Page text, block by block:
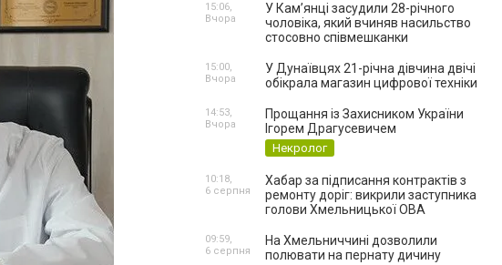
У Камʼянці засудили 28-річного
чоловіка, який вчиняв насильство
стосовно співмешканки
15:06,
Вчора
У Дунаївцях 21-річна дівчина двічі
обікрала магазин цифрової техніки
15:00,
Вчора
Прощання із Захисником України
Ігорем Драгусевичем
Некролог
14:53,
Вчора
Хабар за підписання контрактів з
ремонту доріг: викрили заступника
голови Хмельницької ОВА
10:18,
6 серпня
На Хмельниччині дозволили
полювати на пернату дичину
09:59,
6 серпня